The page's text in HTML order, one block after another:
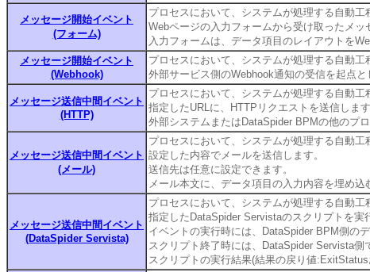
メッセージ開始イベント
(フォーム)
プロセスにおいて、システムが処理する自動工
Webページの入力フォームから受け取ったメッ
入力フォームは、データ項目のレイアウトを
メッセージ開始イベント
(Webhook)
プロセスにおいて、システムが処理する自動工
外部サービス側のWebhook通知の受信を起点と
メッセージ送信中間イベント
(HTTP)
プロセスにおいて、システムが処理する自動工
指定したURLに、HTTPリクエストを送信します
外部システムまたはDataSpider BPMの他のプ
メッセージ送信中間イベント
(メール)
プロセスにおいて、システムが処理する自動工
設定した内容でメールを送信します。
送信先は任意に設定できます。
メール本文に、データ項目の入力内容を埋め込
メッセージ送信中間イベント
(DataSpider Servista)
プロセスにおいて、システムが処理する自動工
指定したDataSpider Servistaのスクリプトを実
イベントの実行時には、DataSpider BPM側の
スクリプト終了時には、DataSpider Servista側
スクリプトの実行結果(結果の戻り値